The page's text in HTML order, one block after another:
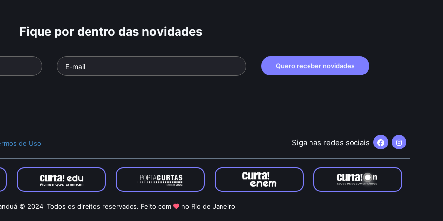
Fique por dentro das novidades
Quero receber novidades
de Uso Siga nas redes sociais
© 2024. Todos os direitos reservados. Feito com no Rio de Janeiro